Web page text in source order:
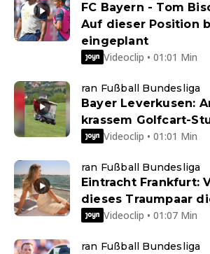
FC Bayern - Tom
Auf dieser Position
eingeplant
Videoclip • 01:01 Min
ran Fußball Bundesliga
Bayer Leverkusen:
krassem Golfcart-
Videoclip • 01:01 Min
ran Fußball Bundesliga
Eintracht Frankfurt:
dieses Traumpaar
Videoclip • 01:07 Min
ran Fußball Bundesliga